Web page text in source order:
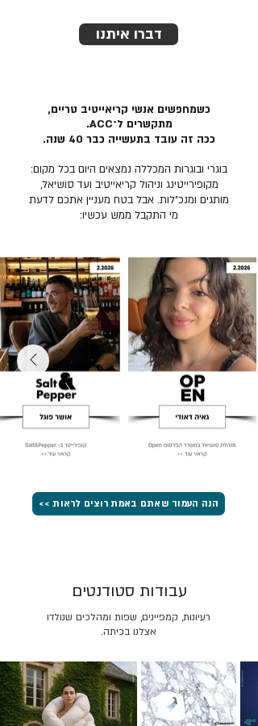
דברו איתנו
כשמחפשים אנשי קריאייטיב טריים,
מתקשרים ל־ACC.
ככה זה עובד בתעשייה כבר 40 שנה.
בוגרי ובוגרות המכללה נמצאים היום בכל מקום:
מקופירייטינג וניהול קריאייטיב ועד סושיאל,
מותגים ומנכ״לות. אבל בטח מעניין אתכם לדעת
מי התקבל ממש עכשיו:
הנה העמוד שאתם באמת רוצים לראות >>
רעיונות, קמפיינים, שפות ומהלכים שנולדו
אצלנו בכיתה.
עבודות סטודנטים